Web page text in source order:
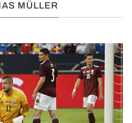
MÜLLER